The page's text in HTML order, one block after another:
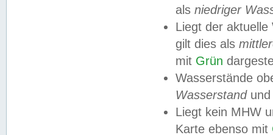
als niedriger
Liegt der
gilt dies als
mit Grün
Wasserstände
Wasserstandund
Liegt kein MHW
Karte ebenso mit